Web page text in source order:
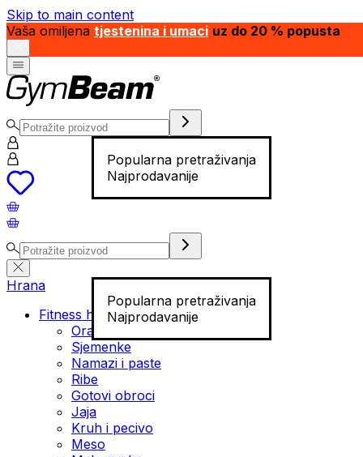
Skip to main content
Vaša omiljena tjestenina i umaci uz do 20 % popusta
Popularna pretraživanja
Najprodavanije
Popularna pretraživanja
Najprodavanije
Hrana
Fitness hrana
Orašasti plodovi
Sjemenke
Namazi i paste
Ribe
Gotovi obroci
Jaja
Kruh i pecivo
Meso